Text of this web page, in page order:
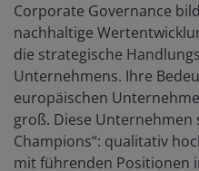
Corporate Governance
nachhaltige
die strategische
Unternehmens. Ihre
europäischen
groß. Diese Unternehmen
Champions“: qualitativ
mit führenden Positionen